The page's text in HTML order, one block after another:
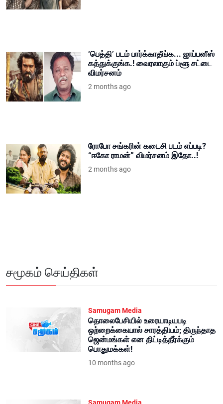
‘பெத்தி’ படம் பார்க்காதீங்க... ஜாப்பனீஸ்
கத்துக்குங்க.! வைரலாகும் ப்ளூ சட்டை
விமர்சனம்
2 months ago
ரோபோ சங்கரின் கடைசி படம் எப்படி?
“ஈகோ ராமன்” விமர்சனம் இதோ..!
2 months ago
சமூகம் செய்திகள்
Samugam Media
தொலைபேசியில் உரையாடியபடி
ஒற்றைக்கையால் சாரத்தியம்; திருந்தாத
ஜென்மங்கள் என திட்டித்தீர்க்கும்
பொதுமக்கள்!
10 months ago
Samugam Media